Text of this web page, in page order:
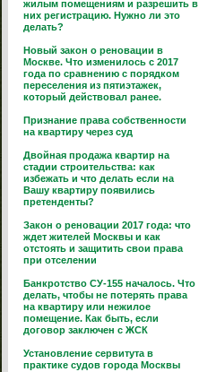
жилым помещениям и разрешить в
них регистрацию. Нужно ли это
делать?
Новый закон о реновации в
Москве. Что изменилось с 2017
года по сравнению с порядком
переселения из пятиэтажек,
который действовал ранее.
Признание права собственности
на квартиру через суд
Двойная продажа квартир на
стадии строительства: как
избежать и что делать если на
Вашу квартиру появились
претенденты?
Закон о реновации 2017 года: что
ждет жителей Москвы и как
отстоять и защитить свои права
при отселении
Банкротство СУ-155 началось. Что
делать, чтобы не потерять права
на квартиру или нежилое
помещение. Как быть, если
договор заключен с ЖСК
Установление сервитута в
практике судов города Москвы